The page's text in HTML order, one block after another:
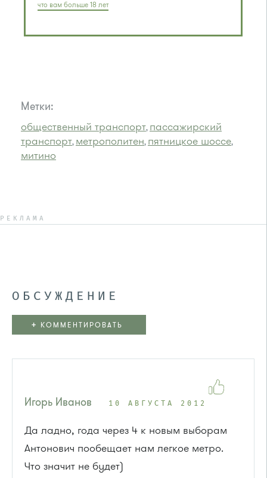
что вам больше 18 лет
Метки:
общественный транспорт, пассажирский
транспорт, метрополитен, пятницкое шоссе,
митино
РЕКЛАМА
ОБСУЖДЕНИЕ
+ КОММЕНТИРОВАТЬ
Игорь Иванов 10 АВГУСТА 2012
Да ладно, года через 4 к новым выборам
Антонович пообещает нам легкое метро.
Что значит не будет)